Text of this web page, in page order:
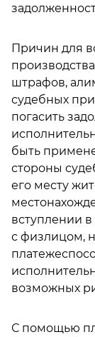
Причин для
штрафов,
судебных
погасить
быть
стороны
его месту
вступлении
с физлицом,
возможных
С помощью